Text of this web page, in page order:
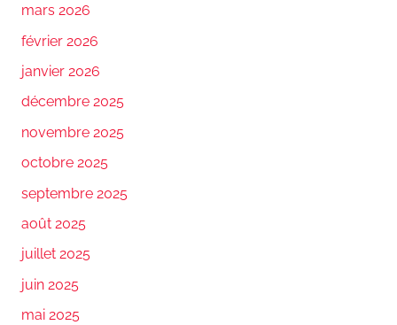
mars 2026
février 2026
janvier 2026
décembre 2025
novembre 2025
octobre 2025
septembre 2025
août 2025
juillet 2025
juin 2025
mai 2025